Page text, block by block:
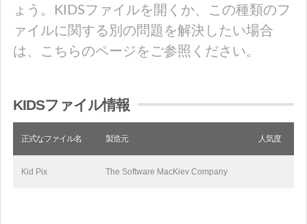
ょう。KIDSファイルを開くか、この種類のフ
ァイルに関する別の問題を解決したい場合
は、こちらのページをご参照ください。
KIDSファイル情報
正式なファイル名 製造元 人気度
Kid Pix The Software MacKiev Company